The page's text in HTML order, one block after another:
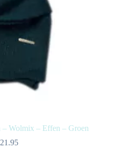
– Wolmix – Effen – Groen
21.95